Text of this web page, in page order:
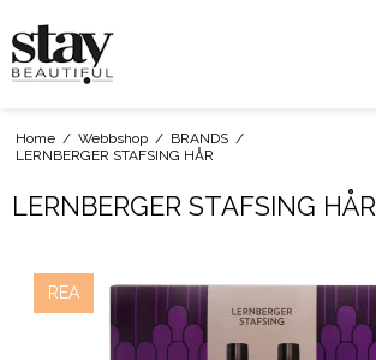
Home / Webbshop / BRANDS /
LERNBERGER STAFSING HÅR
LERNBERGER STAFSING HÅR
REA